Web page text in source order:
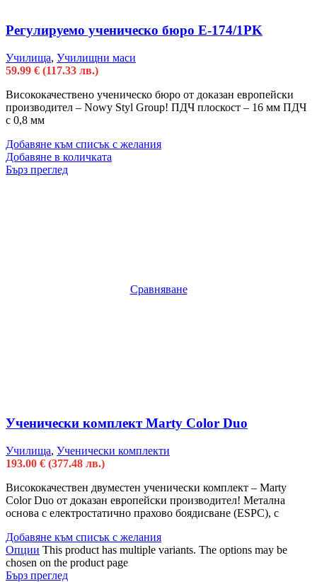
Регулируемо ученическо бюро Е-174/1PK
Училища, Училищни маси
59.99 € (117.33 лв.)
Висококачествено ученическо бюро от доказан европейски
производител – Nowy Styl Group! ПДЧ плоскост – 16 мм ПДЧ
с 0,8 мм
Добавяне към списък с желания
Добавяне в количката
Бърз преглед
Сравняване
Ученически комплект Marty Color Duo
Училища, Ученически комплекти
193.00 € (377.48 лв.)
Висококачествен двуместен ученически комплект – Marty
Color Duo от доказан европейски производител! Метална
основа с електростатично прахово боядисване (ESPC), с
Добавяне към списък с желания
Опции This product has multiple variants. The options may be
chosen on the product page
Бърз преглед